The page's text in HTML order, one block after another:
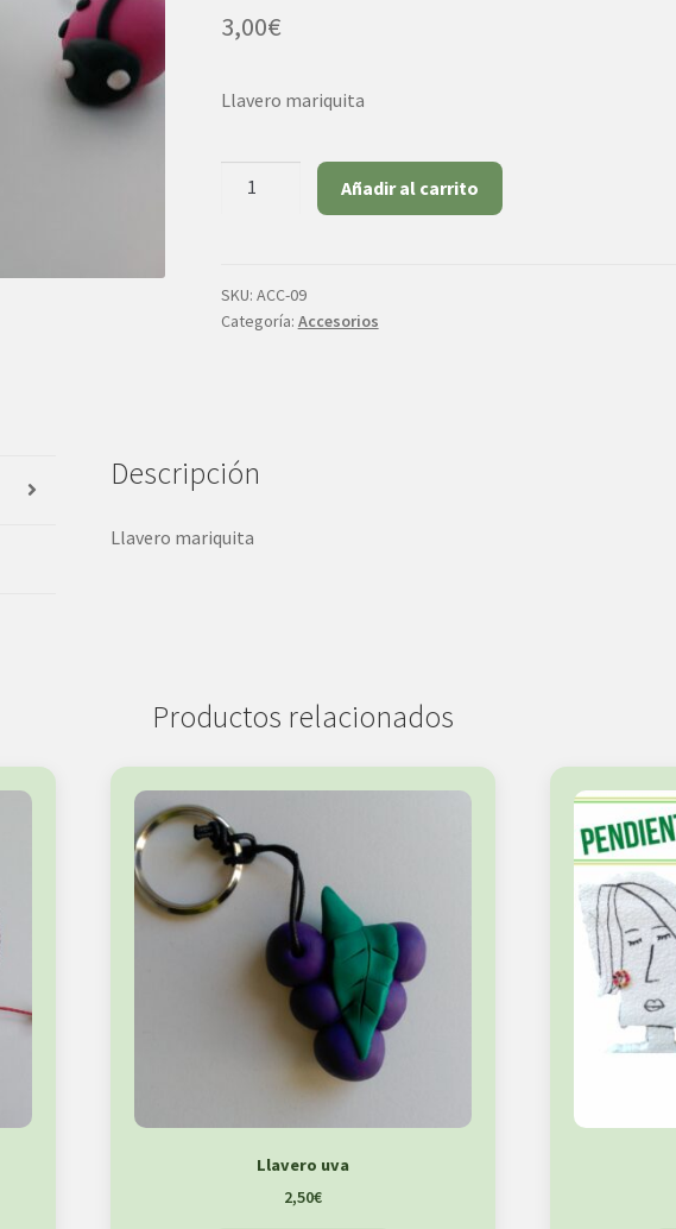
3,00€
Llavero mariquita
Añadir al carrito
SKU: ACC-09
Categoría: Accesorios
Descripción
Llavero mariquita
Productos relacionados
Llavero uva
2,50€